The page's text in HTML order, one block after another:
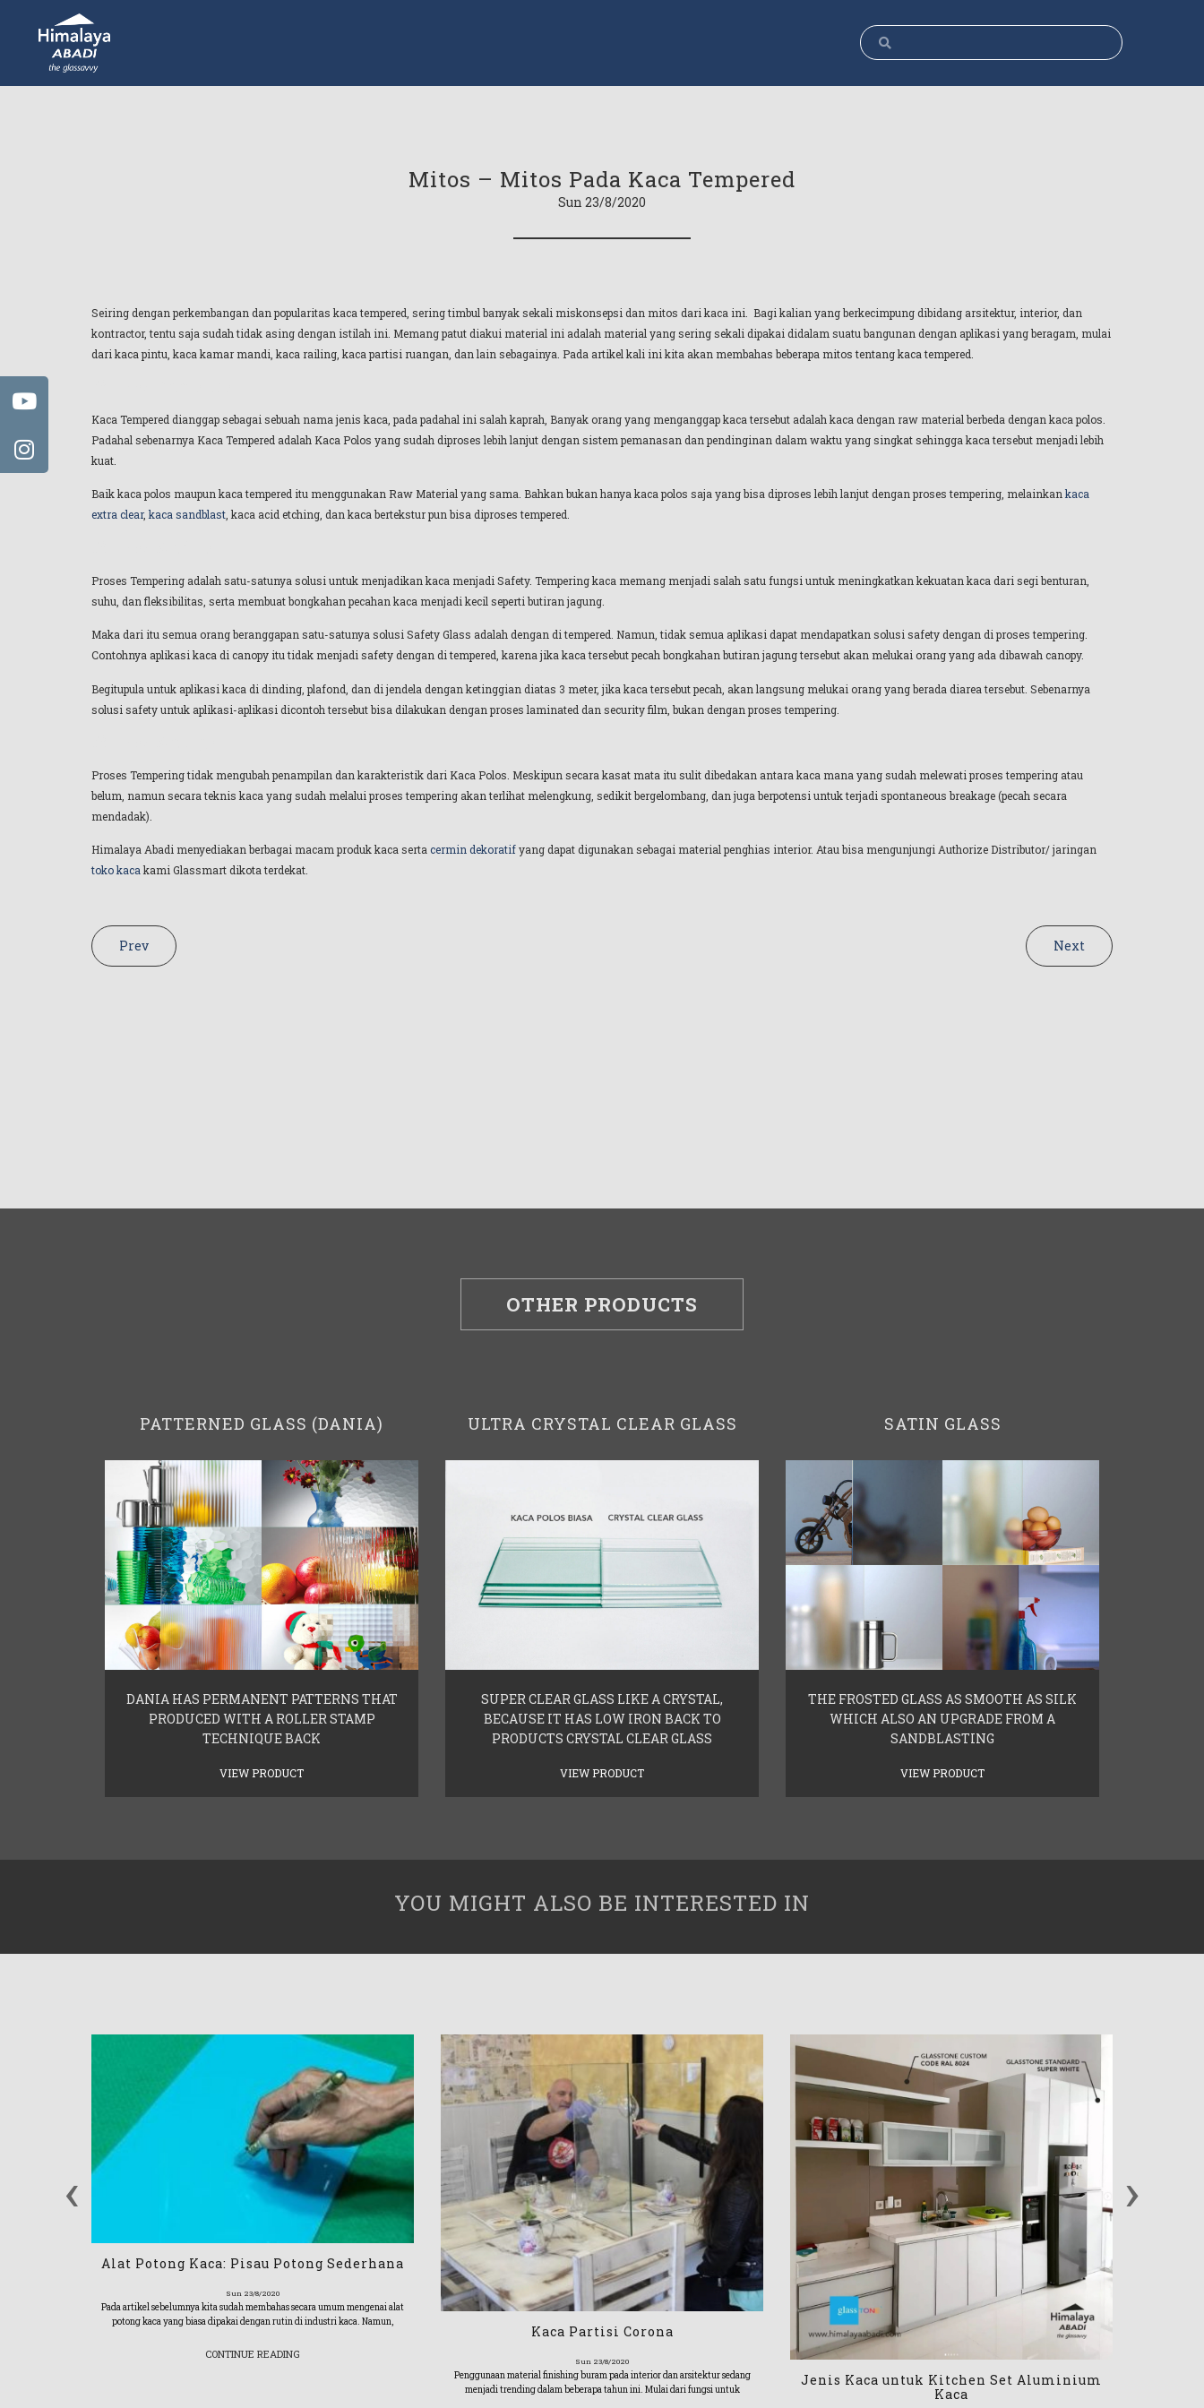
Mitos – Mitos Pada Kaca Tempered
Sun 23/8/2020
Seiring dengan perkembangan dan popularitas kaca tempered, sering timbul banyak sekali miskonsepsi dan mitos dari kaca ini. Bagi kalian yang berkecimpung dibidang arsitektur, interior, dan
kontractor, tentu saja sudah tidak asing dengan istilah ini. Memang patut diakui material ini adalah material yang sering sekali dipakai didalam suatu bangunan dengan aplikasi yang beragam, mulai
dari kaca pintu, kaca kamar mandi, kaca railing, kaca partisi ruangan, dan lain sebagainya. Pada artikel kali ini kita akan membahas beberapa mitos tentang kaca tempered.
Kaca Tempered dianggap sebagai sebuah nama jenis kaca, pada padahal ini salah kaprah, Banyak orang yang menganggap kaca tersebut adalah kaca dengan raw material berbeda dengan kaca polos.
Padahal sebenarnya Kaca Tempered adalah Kaca Polos yang sudah diproses lebih lanjut dengan sistem pemanasan dan pendinginan dalam waktu yang singkat sehingga kaca tersebut menjadi lebih
kuat.
Baik kaca polos maupun kaca tempered itu menggunakan Raw Material yang sama. Bahkan bukan hanya kaca polos saja yang bisa diproses lebih lanjut dengan proses tempering, melainkankaca
extra clear, kaca sandblast, kaca acid etching, dan kaca bertekstur pun bisa diproses tempered.
Proses Tempering adalah satu-satunya solusi untuk menjadikan kaca menjadi Safety. Tempering kaca memang menjadi salah satu fungsi untuk meningkatkan kekuatan kaca dari segi benturan,
suhu, dan fleksibilitas, serta membuat bongkahan pecahan kaca menjadi kecil seperti butiran jagung.
Maka dari itu semua orang beranggapan satu-satunya solusi Safety Glass adalah dengan di tempered. Namun, tidak semua aplikasi dapat mendapatkan solusi safety dengan di proses tempering.
Contohnya aplikasi kaca di canopy itu tidak menjadi safety dengan di tempered, karena jika kaca tersebut pecah bongkahan butiran jagung tersebut akan melukai orang yang ada dibawah canopy.
Begitupula untuk aplikasi kaca di dinding, plafond, dan di jendela dengan ketinggian diatas 3 meter, jika kaca tersebut pecah, akan langsung melukai orang yang berada diarea tersebut. Sebenarnya
solusi safety untuk aplikasi-aplikasi dicontoh tersebut bisa dilakukan dengan proses laminated dan security film, bukan dengan proses tempering.
Proses Tempering tidak mengubah penampilan dan karakteristik dari Kaca Polos. Meskipun secara kasat mata itu sulit dibedakan antara kaca mana yang sudah melewati proses tempering atau
belum, namun secara teknis kaca yang sudah melalui proses tempering akan terlihat melengkung, sedikit bergelombang, dan juga berpotensi untuk terjadi spontaneous breakage (pecah secara
mendadak).
Himalaya Abadi menyediakan berbagai macam produk kaca sertacermin dekoratifyang dapat digunakan sebagai material penghias interior. Atau bisa mengunjungi Authorize Distributor/ jaringan
toko kacakami Glassmart dikota terdekat.
Prev Next
OTHER PRODUCTS
PATTERNED GLASS (DANIA)
DANIA HAS PERMANENT PATTERNS THAT
PRODUCED WITH A ROLLER STAMP
TECHNIQUE BACK
VIEW PRODUCT
ULTRA CRYSTAL CLEAR GLASS
SUPER CLEAR GLASS LIKE A CRYSTAL,
BECAUSE IT HAS LOW IRON BACK TO
PRODUCTS CRYSTAL CLEAR GLASS
VIEW PRODUCT
SATIN GLASS
THE FROSTED GLASS AS SMOOTH AS SILK
WHICH ALSO AN UPGRADE FROM A
SANDBLASTING
VIEW PRODUCT
YOU MIGHT ALSO BE INTERESTED IN
Alat Potong Kaca: Pisau Potong Sederhana
Sun 23/8/2020
Pada artikel sebelumnya kita sudah membahas secara umum mengenai alat
potong kaca yang biasa dipakai dengan rutin di industri kaca. Namun,
CONTINUE READING
Kaca Partisi Corona
Sun 23/8/2020
Penggunaan material finishing buram pada interior dan arsitektur sedang
menjadi trending dalam beberapa tahun ini. Mulai dari fungsi untuk
Jenis Kaca untuk Kitchen Set Aluminium
Kaca
‹ ›